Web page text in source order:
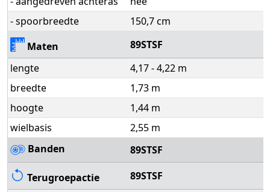
- spoorbreedte
150,7 cm
Maten
89STSF
lengte
4,17 - 4,22 m
breedte
1,73 m
hoogte
1,44 m
wielbasis
2,55 m
Banden
89STSF
Terugroepactie
89STSF